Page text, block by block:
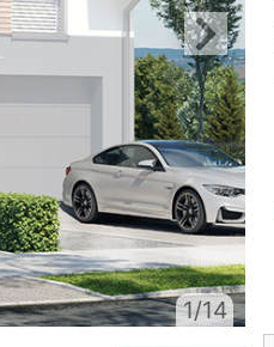
1/14